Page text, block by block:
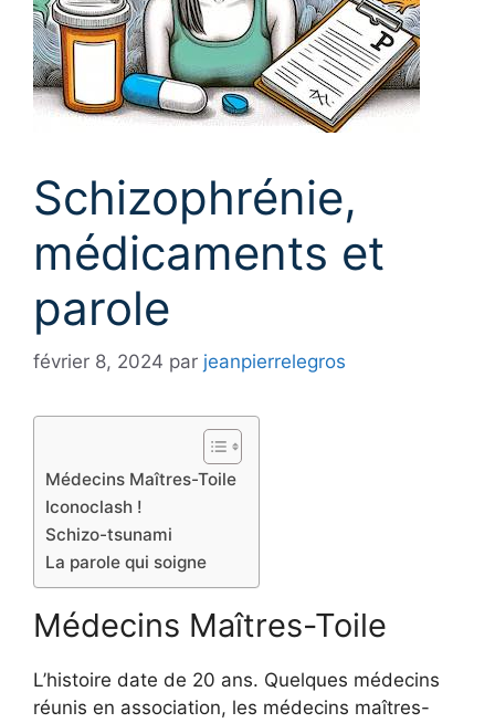
Schizophrénie,
médicaments et
parole
février 8, 2024 par jeanpierrelegros
Médecins Maîtres-Toile
Iconoclash !
Schizo-tsunami
La parole qui soigne
Médecins Maîtres-Toile
L’histoire date de 20 ans. Quelques médecins
réunis en association, les médecins maîtres-